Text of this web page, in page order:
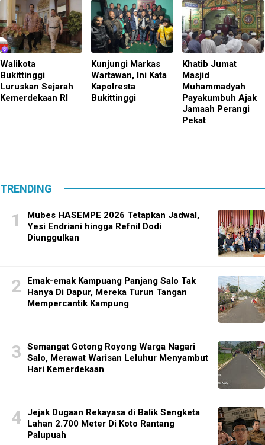
Walikota
Bukittinggi
Luruskan Sejarah
Kemerdekaan RI
Kunjungi Markas
Wartawan, Ini Kata
Kapolresta
Bukittinggi
Khatib Jumat
Masjid
Muhammadyah
Payakumbuh Ajak
Jamaah Perangi
Pekat
TRENDING
Mubes HASEMPE 2026 Tetapkan Jadwal,
Yesi Endriani hingga Refnil Dodi
Diunggulkan
Emak-emak Kampuang Panjang Salo Tak
Hanya Di Dapur, Mereka Turun Tangan
Mempercantik Kampung
Semangat Gotong Royong Warga Nagari
Salo, Merawat Warisan Leluhur Menyambut
Hari Kemerdekaan
Jejak Dugaan Rekayasa di Balik Sengketa
Lahan 2.700 Meter Di Koto Rantang
Palupuah